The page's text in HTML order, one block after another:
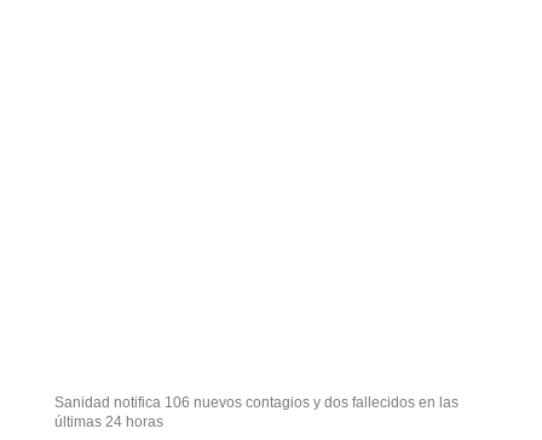
Sanidad notifica 106 nuevos contagios y dos fallecidos en las
últimas 24 horas